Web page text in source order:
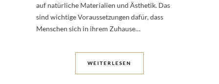
auf natürliche Materialien und Ästhetik. Das
sind wichtige Voraussetzungen dafür, dass
Menschen sich in ihrem Zuhause…
WEITERLESEN